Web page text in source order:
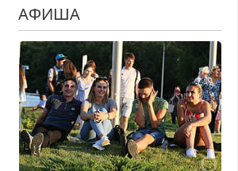
АФИША